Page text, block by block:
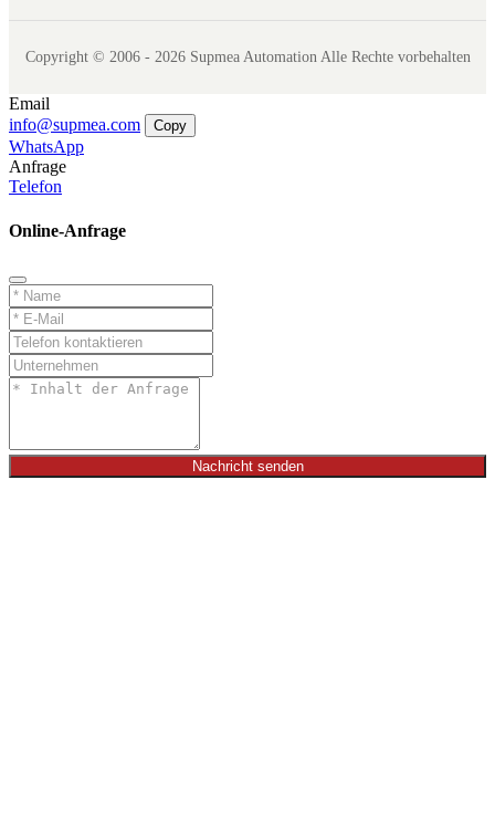
Copyright © 2006 - 2026 Supmea Automation Alle Rechte vorbehalten
Email
info@supmea.com
Copy
WhatsApp
Anfrage
Telefon
Online-Anfrage
Nachricht senden